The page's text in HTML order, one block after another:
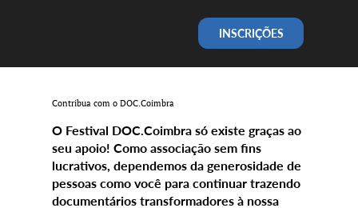
INSCRIÇÕES
Contribua com o DOC.Coimbra
O Festival DOC.Coimbra só existe graças ao
seu apoio! Como associação sem fins
lucrativos, dependemos da generosidade de
pessoas como você para continuar trazendo
documentários transformadores à nossa